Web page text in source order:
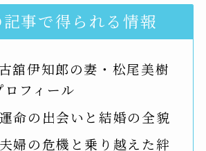
記事で得られる情報
舘伊知郎の妻・松尾美樹
ロフィール
命の出会いと結婚の全貌
婦の危機と乗り越えた絆